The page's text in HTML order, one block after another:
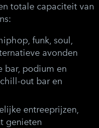
totale capaciteit van
funk, soul,
avonden
podium en
out bar en
entreeprijzen,
genieten